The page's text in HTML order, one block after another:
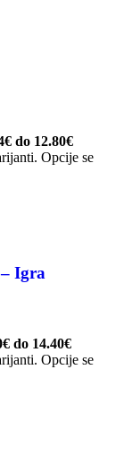
do 12.80€
Opcije se
Igra
do 14.40€
Opcije se